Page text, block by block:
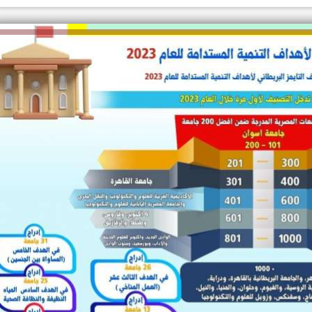
إلهام شرشر تكتب: دي مبقتش كورة..
دي سياسة
الكاتبة إلهام شرشر تهنئ الرئيس
السيسي بعيد ميلاده وتُشيد بجهوده
في بناء الدولة